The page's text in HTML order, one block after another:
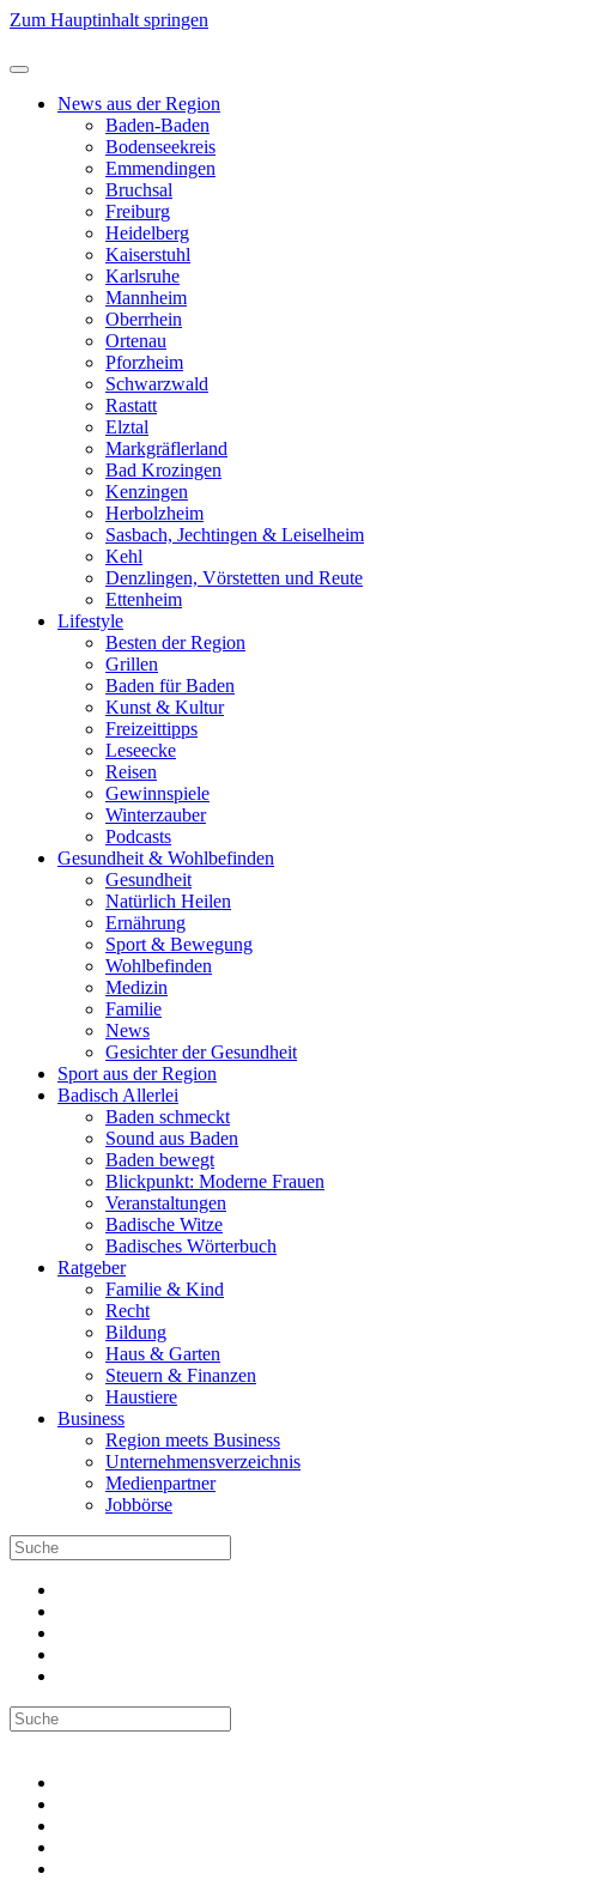
Zum Hauptinhalt springen
News aus der Region
Baden-Baden
Bodenseekreis
Emmendingen
Bruchsal
Freiburg
Heidelberg
Kaiserstuhl
Karlsruhe
Mannheim
Oberrhein
Ortenau
Pforzheim
Schwarzwald
Rastatt
Elztal
Markgräflerland
Bad Krozingen
Kenzingen
Herbolzheim
Sasbach, Jechtingen & Leiselheim
Kehl
Denzlingen, Vörstetten und Reute
Ettenheim
Lifestyle
Besten der Region
Grillen
Baden für Baden
Kunst & Kultur
Freizeittipps
Leseecke
Reisen
Gewinnspiele
Winterzauber
Podcasts
Gesundheit & Wohlbefinden
Gesundheit
Natürlich Heilen
Ernährung
Sport & Bewegung
Wohlbefinden
Medizin
Familie
News
Gesichter der Gesundheit
Sport aus der Region
Badisch Allerlei
Baden schmeckt
Sound aus Baden
Baden bewegt
Blickpunkt: Moderne Frauen
Veranstaltungen
Badische Witze
Badisches Wörterbuch
Ratgeber
Familie & Kind
Recht
Bildung
Haus & Garten
Steuern & Finanzen
Haustiere
Business
Region meets Business
Unternehmensverzeichnis
Medienpartner
Jobbörse